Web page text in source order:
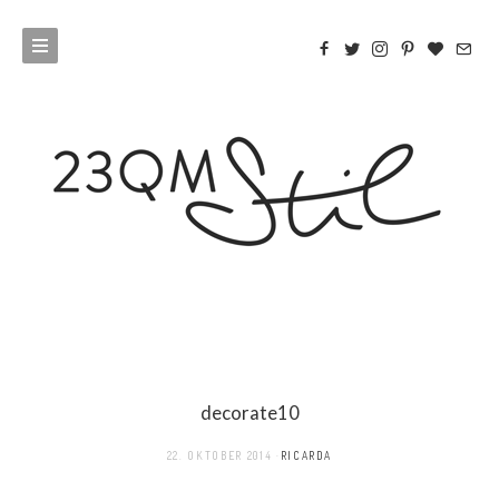
decorate10
22. OKTOBER 2014 RICARDA